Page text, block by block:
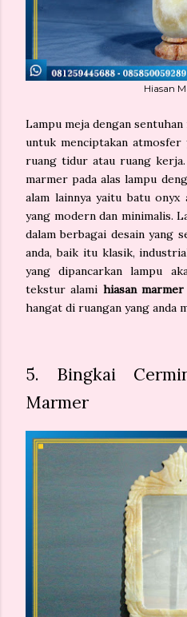
Hiasan
Lampu meja dengan
untuk menciptakan atmosfer
ruang tidur atau ruang
marmer pada alas lampu
alam lainnya yaitu batu onyx
yang modern dan minimalis.
dalam berbagai desain yang
anda, baik itu klasik,
yang dipancarkan lampu
tekstur alami hiasan marmer
hangat di ruangan yang anda
5. Bingkai
Marmer